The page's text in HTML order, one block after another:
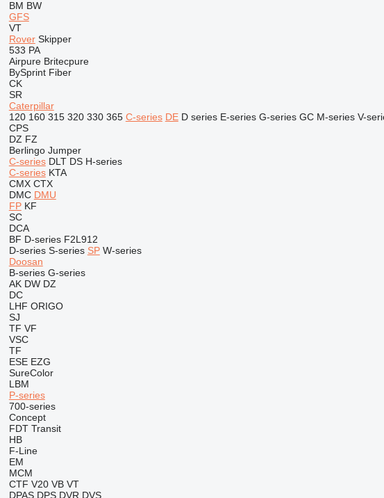
BM BW
GFS
VT
Rover Skipper
533 PA
Airpure Britecpure
BySprint Fiber
CK
SR
Caterpillar
120 160 315 320 330 365 C-series DE D series E-series G-series GC M-series V-
CPS
DZ FZ
Berlingo Jumper
C-series DLT DS H-series
C-series KTA
CMX CTX
DMC DMU
FP KF
SC
DCA
BF D-series F2L912
D-series S-series SP W-series
Doosan
B-series G-series
AK DW DZ
DC
LHF ORIGO
SJ
TF VF
VSC
TF
ESE EZG
SureColor
LBM
P-series
700-series
Concept
FDT Transit
HB
F-Line
EM
MCM
CTF V20 VB VT
DPAS DPS DVR DVS